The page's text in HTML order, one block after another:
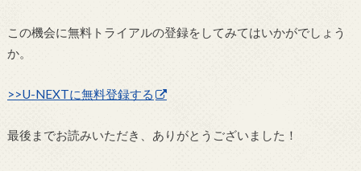
この機会に無料トライアルの登録をしてみてはいかがでしょう
か。
>>U-NEXTに無料登録する
最後までお読みいただき、ありがとうございました！